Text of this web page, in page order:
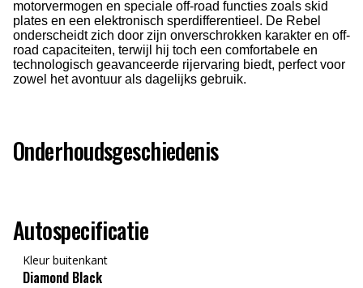
motorvermogen en speciale off-road functies zoals skid
plates en een elektronisch sperdifferentieel. De Rebel
onderscheidt zich door zijn onverschrokken karakter en off-
road capaciteiten, terwijl hij toch een comfortabele en
technologisch geavanceerde rijervaring biedt, perfect voor
zowel het avontuur als dagelijks gebruik.
Onderhoudsgeschiedenis
Autospecificatie
Kleur buitenkant
Diamond Black